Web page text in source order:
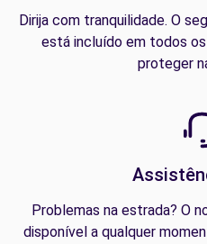
Dirija com tranquilidade. O
está incluído em todos
proteger
Problemas na estrada? O
disponível a qualquer